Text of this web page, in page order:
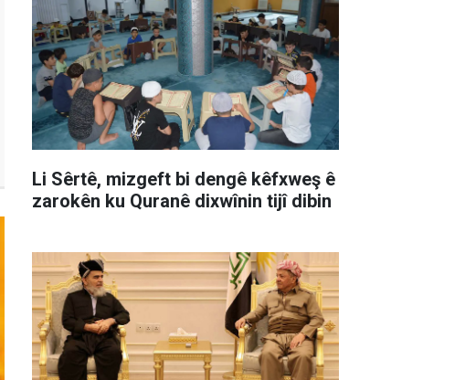
Li Sêrtê, mizgeft bi dengê kêfxweş ê
zarokên ku Quranê dixwînin tijî dibin